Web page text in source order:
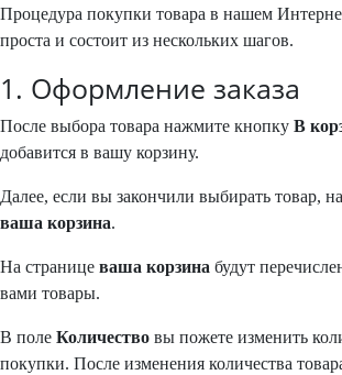
Процедура покупки товара в нашем
проста и состоит из нескольких шагов.
1. Оформление заказа
После выбора товара нажмите кнопку В
добавится в вашу корзину.
Далее, если вы закончили выбирать товар,
ваша корзина.
На странице ваша корзина будут
вами товары.
В поле Количество вы пожете изменить
покупки. После изменения количества